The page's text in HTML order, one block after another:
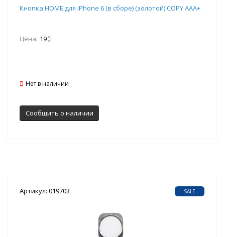
Кнопка HOME для iPhone 6 (в сборе) (золотой) COPY AAA+
Цена: 19
Нет в наличии
Сообщить о наличии
Артикул: 019703 SALE